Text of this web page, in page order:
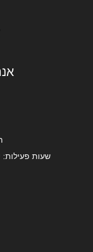
שעות פעילות: ימים א'-ה'